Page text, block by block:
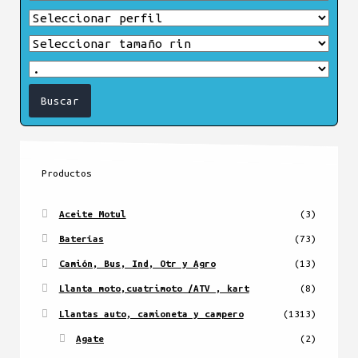
Productos
Aceite Motul (3)
Baterías (73)
Camión, Bus, Ind, Otr y Agro (13)
Llanta moto,cuatrimoto /ATV , kart (8)
Llantas auto, camioneta y campero (1313)
Agate (2)